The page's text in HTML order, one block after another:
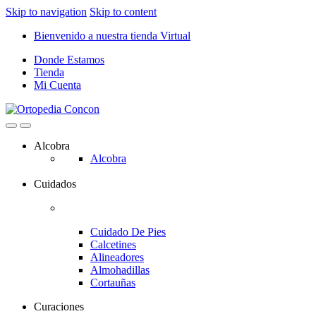
Skip to navigation Skip to content
Bienvenido a nuestra tienda Virtual
Donde Estamos
Tienda
Mi Cuenta
Alcobra
Alcobra
Cuidados
Cuidado De Pies
Calcetines
Alineadores
Almohadillas
Cortauñas
Curaciones